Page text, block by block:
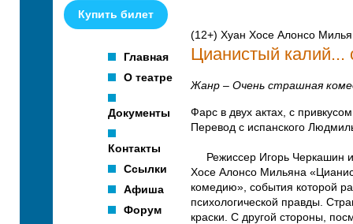
Купить билет
Главная
О театре
Документы
Контакты
Ссылки
Афиша
Форум
(12+) Хуан Хосе Алонсо
Цианистый калий...
Жанр – Очень страшная
Фарс в двух актах, с
Перевод с испанского
Режиссер Игорь Черкашин и
Хосе Алонсо Мильяна
комедию», события которой
психологической правды.
краски. С другой стороны,